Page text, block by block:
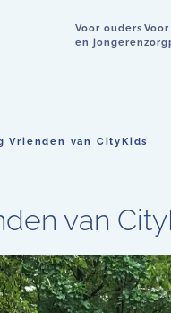
Voor ouders
en jongeren
Voor
Vrienden van CityKids
van